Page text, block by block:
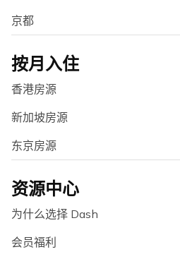
京都
按月入住
香港房源
新加坡房源
东京房源
资源中心
为什么选择 Dash
会员福利